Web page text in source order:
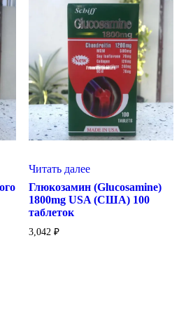
Читать далее
Глюкозамин (Glucosamine)
1800mg USA (США) 100
таблеток
3,042 ₽